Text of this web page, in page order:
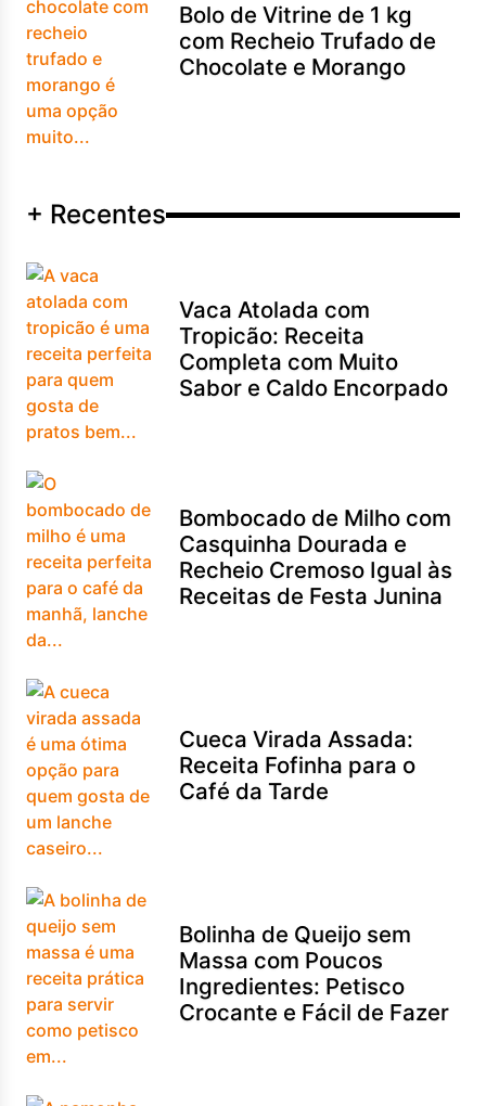
Bolo de Vitrine de 1 kg
com Recheio Trufado de
Chocolate e Morango
+ Recentes
Vaca Atolada com
Tropicão: Receita
Completa com Muito
Sabor e Caldo Encorpado
Bombocado de Milho com
Casquinha Dourada e
Recheio Cremoso Igual às
Receitas de Festa Junina
Cueca Virada Assada:
Receita Fofinha para o
Café da Tarde
Bolinha de Queijo sem
Massa com Poucos
Ingredientes: Petisco
Crocante e Fácil de Fazer